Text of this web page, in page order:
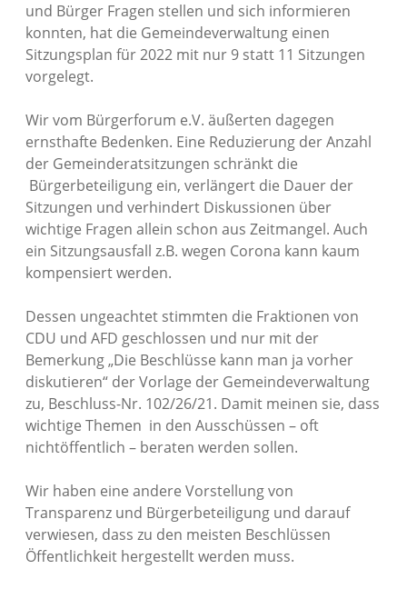
und Bürger Fragen stellen und sich informieren
konnten, hat die Gemeindeverwaltung einen
Sitzungsplan für 2022 mit nur 9 statt 11 Sitzungen
vorgelegt.
Wir vom Bürgerforum e.V. äußerten dagegen
ernsthafte Bedenken. Eine Reduzierung der Anzahl
der Gemeinderatsitzungen schränkt die
Bürgerbeteiligung ein, verlängert die Dauer der
Sitzungen und verhindert Diskussionen über
wichtige Fragen allein schon aus Zeitmangel. Auch
ein Sitzungsausfall z.B. wegen Corona kann kaum
kompensiert werden.
Dessen ungeachtet stimmten die Fraktionen von
CDU und AFD geschlossen und nur mit der
Bemerkung „Die Beschlüsse kann man ja vorher
diskutieren“ der Vorlage der Gemeindeverwaltung
zu, Beschluss-Nr. 102/26/21. Damit meinen sie, dass
wichtige Themen in den Ausschüssen – oft
nichtöffentlich – beraten werden sollen.
Wir haben eine andere Vorstellung von
Transparenz und Bürgerbeteiligung und darauf
verwiesen, dass zu den meisten Beschlüssen
Öffentlichkeit hergestellt werden muss.